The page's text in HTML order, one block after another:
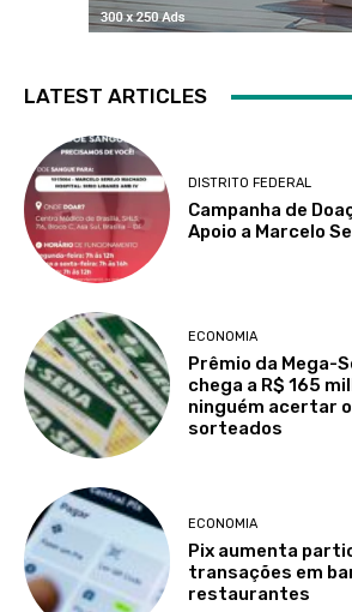
LATEST ARTICLES
DISTRITO FEDERAL
Campanha de
Apoio a Marcelo
ECONOMIA
Prêmio da Mega-
chega a R$ 165
ninguém acertar
sorteados
ECONOMIA
Pix aumenta
transações em
restaurantes